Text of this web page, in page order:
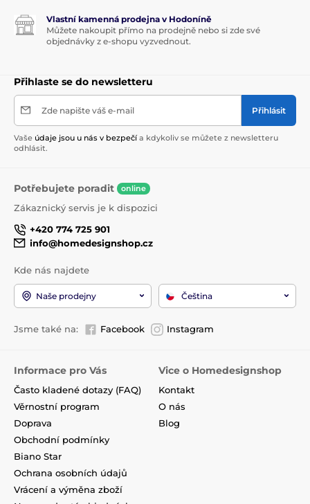
Vlastní kamenná prodejna v Hodoníně
Můžete nakoupit přímo na prodejně nebo si zde své
objednávky z e-shopu vyzvednout.
Přihlaste se do newsletteru
Zde napište váš e-mail Přihlásit
Vaše údaje jsou u nás v bezpečí a kdykoliv se můžete z newsletteru
odhlásit.
Potřebujete poradit online
Zákaznický servis je k dispozici
+420 774 725 901
info@homedesignshop.cz
Kde nás najdete
Naše prodejny Čeština
Jsme také na: Facebook Instagram
Informace pro Vás
Často kladené dotazy (FAQ)
Věrnostní program
Doprava
Obchodní podmínky
Biano Star
Ochrana osobních údajů
Vrácení a výměna zboží
Vice o Homedesignshop
Kontakt
O nás
Blog